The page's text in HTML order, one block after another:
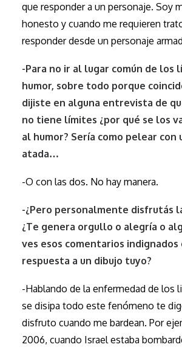
que responder a un personaje. Soy
honesto y cuando me requieren
responder desde un personaje
-Para no ir al lugar común de los
humor, sobre todo porque
dijiste en alguna entrevista de
no tiene límites ¿por qué se los
al humor? Sería como pelear con
atada…
-O con las dos. No hay manera.
-¿Pero personalmente disfrutás
¿Te genera orgullo o alegría o
ves esos comentarios indignados
respuesta a un dibujo tuyo?
-Hablando de la enfermedad de los
se disipa todo este fenómeno te
disfruto cuando me bardean. Por
2006, cuando Israel estaba